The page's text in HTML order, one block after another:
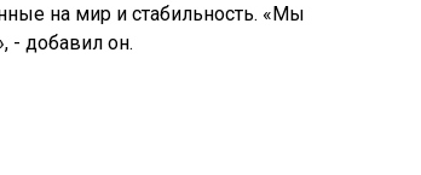
на мир и стабильность. «Мы
- добавил он.